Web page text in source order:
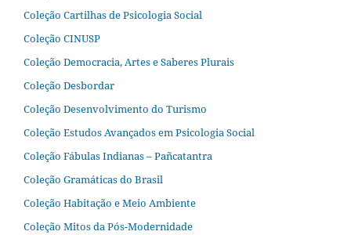
Coleção Cartilhas de Psicologia Social
Coleção CINUSP
Coleção Democracia, Artes e Saberes Plurais
Coleção Desbordar
Coleção Desenvolvimento do Turismo
Coleção Estudos Avançados em Psicologia Social
Coleção Fábulas Indianas – Pañcatantra
Coleção Gramáticas do Brasil
Coleção Habitação e Meio Ambiente
Coleção Mitos da Pós-Modernidade